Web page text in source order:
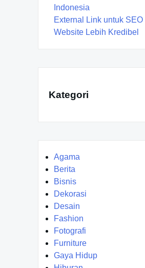
Indonesia
External Link untuk SEO
Website Lebih Kredibel
Kategori
Agama
Berita
Bisnis
Dekorasi
Desain
Fashion
Fotografi
Furniture
Gaya Hidup